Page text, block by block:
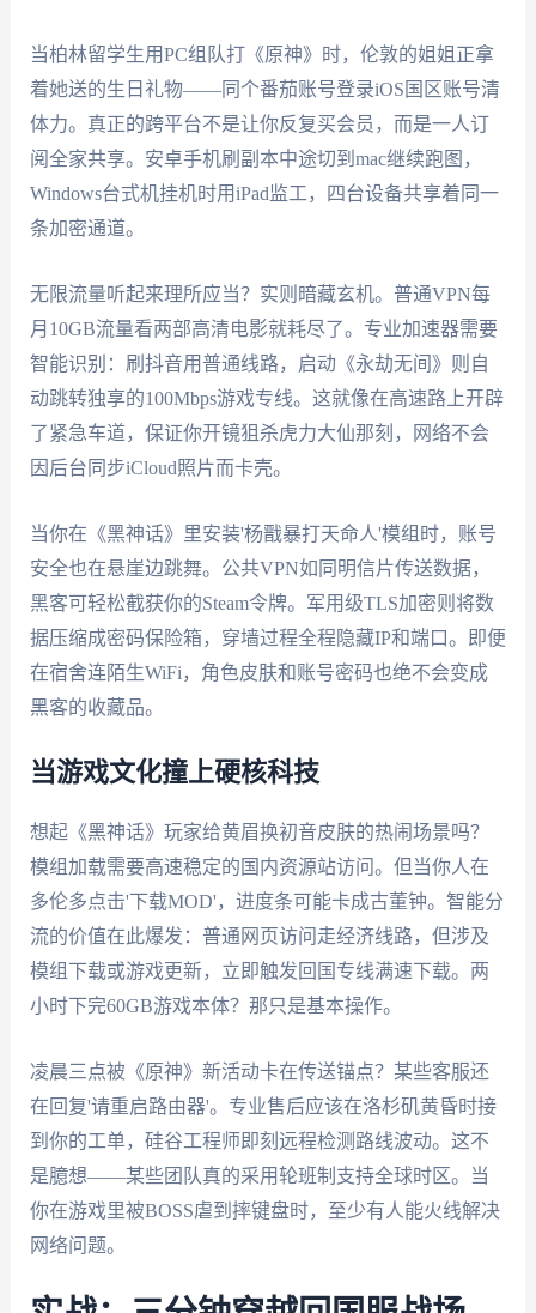
当柏林留学生用PC组队打《原神》时，伦敦的姐姐正拿
着她送的生日礼物——同个番茄账号登录iOS国区账号清
体力。真正的跨平台不是让你反复买会员，而是一人订
阅全家共享。安卓手机刷副本中途切到mac继续跑图，
Windows台式机挂机时用iPad监工，四台设备共享着同一
条加密通道。
无限流量听起来理所应当？实则暗藏玄机。普通VPN每
月10GB流量看两部高清电影就耗尽了。专业加速器需要
智能识别：刷抖音用普通线路，启动《永劫无间》则自
动跳转独享的100Mbps游戏专线。这就像在高速路上开辟
了紧急车道，保证你开镜狙杀虎力大仙那刻，网络不会
因后台同步iCloud照片而卡壳。
当你在《黑神话》里安装'杨戬暴打天命人'模组时，账号
安全也在悬崖边跳舞。公共VPN如同明信片传送数据，
黑客可轻松截获你的Steam令牌。军用级TLS加密则将数
据压缩成密码保险箱，穿墙过程全程隐藏IP和端口。即便
在宿舍连陌生WiFi，角色皮肤和账号密码也绝不会变成
黑客的收藏品。
当游戏文化撞上硬核科技
想起《黑神话》玩家给黄眉换初音皮肤的热闹场景吗？
模组加载需要高速稳定的国内资源站访问。但当你人在
多伦多点击'下载MOD'，进度条可能卡成古董钟。智能分
流的价值在此爆发：普通网页访问走经济线路，但涉及
模组下载或游戏更新，立即触发回国专线满速下载。两
小时下完60GB游戏本体？那只是基本操作。
凌晨三点被《原神》新活动卡在传送锚点？某些客服还
在回复'请重启路由器'。专业售后应该在洛杉矶黄昏时接
到你的工单，硅谷工程师即刻远程检测路线波动。这不
是臆想——某些团队真的采用轮班制支持全球时区。当
你在游戏里被BOSS虐到摔键盘时，至少有人能火线解决
网络问题。